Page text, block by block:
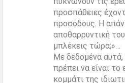
προσπάθειες
προσόδους. Η
αποθαρρυντική
μπλέκεις τώρα;»…
Με δεδομένα αυτά,
πρέπει να είναι το
κομμάτι της